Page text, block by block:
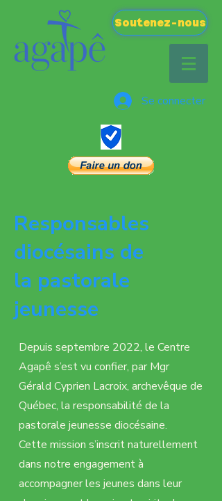
Soutenez-nous
Se connecter
Responsables
diocésains de
la pastorale
jeunesse
Depuis septembre 2022, le Centre
Agapê s’est vu confier, par Mgr
Gérald Cyprien Lacroix, archevêque de
Québec, la responsabilité de la
pastorale jeunesse diocésaine.
Cette mission s’inscrit naturellement
dans notre engagement à
accompagner les jeunes dans leur